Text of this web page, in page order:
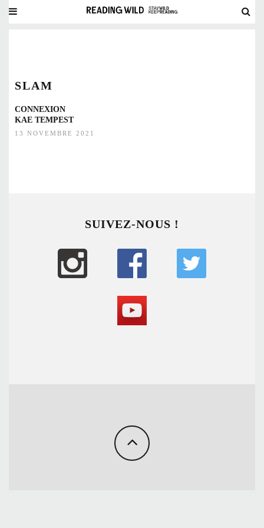
SLAM
CONNEXION
KAE TEMPEST
13 NOVEMBRE 2021
SUIVEZ-NOUS !